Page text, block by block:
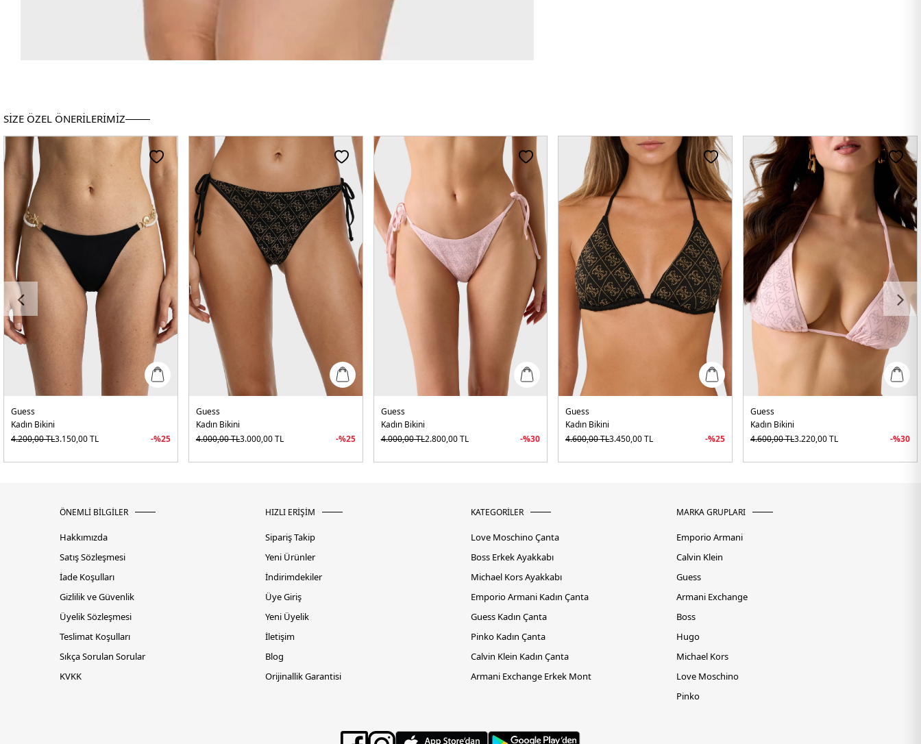
SİZE ÖZEL ÖNERİLERİMİZ
Guess
Kadın Bikini
4.200,00TL3.150,00TL -%25
Guess
Kadın Bikini
4.000,00TL3.000,00TL -%25
Guess
Kadın Bikini
4.000,00TL2.800,00TL -%30
Guess
Kadın Bikini
4.600,00TL3.450,00TL -%25
Guess
Kadın Bikini
4.600,00TL3.220,00TL -%30
ÖNEMLİ BİLGİLER
Hakkımızda
Satış Sözleşmesi
İade Koşulları
Gizlilik ve Güvenlik
Üyelik Sözleşmesi
Teslimat Koşulları
Sıkça Sorulan Sorular
KVKK
HIZLI ERİŞİM
Sipariş Takip
Yeni Ürünler
İndirimdekiler
Üye Giriş
Yeni Üyelik
İletişim
Blog
Orijinallik Garantisi
KATEGORİLER
Love Moschino Çanta
Boss Erkek Ayakkabı
Michael Kors Ayakkabı
Emporio Armani Kadın Çanta
Guess Kadın Çanta
Pinko Kadın Çanta
Calvin Klein Kadın Çanta
Armani Exchange Erkek Mont
MARKA GRUPLARI
Emporio Armani
Calvin Klein
Guess
Armani Exchange
Boss
Hugo
Michael Kors
Love Moschino
Pinko